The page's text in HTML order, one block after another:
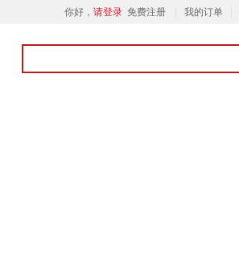
你好， 请登录 免费注册 我的订单